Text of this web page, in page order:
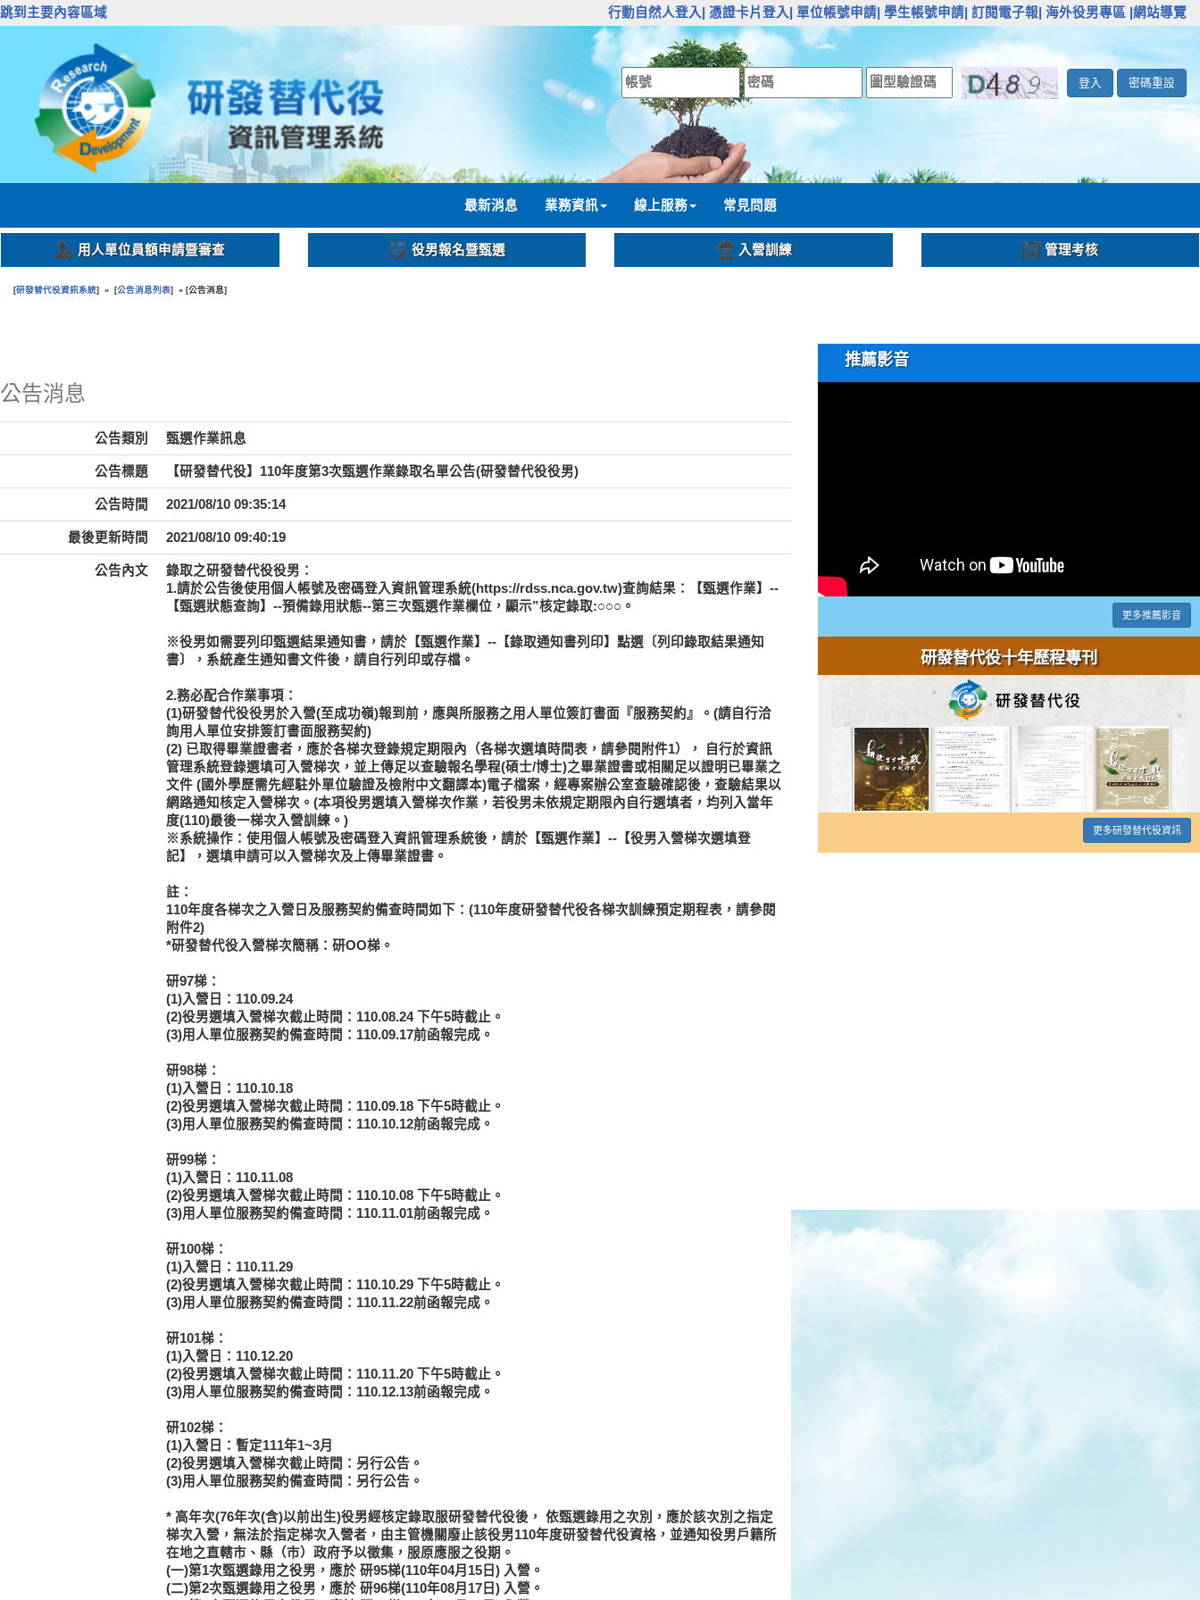
跳到主要內容區域 行動自然人登入| 憑證卡片登入| 單位帳號申請| 學生帳號申請| 訂閱電子報| 海外役男專區 |網站導覽
登入 密碼重設
最新消息 業務資訊 線上服務 常見問題
用人單位員額申請暨審查 役男報名暨甄選 入營訓練 管理考核
[研發替代役資訊系統] » [公告消息列表] » [公告消息]
公告消息
公告類別 甄選作業訊息
公告標題 【研發替代役】110年度第3次甄選作業錄取名單公告(研發替代役役男)
公告時間 2021/08/10 09:35:14
最後更新時間 2021/08/10 09:40:19
公告內文
錄取之研發替代役役男：
1.請於公告後使用個人帳號及密碼登入資訊管理系統(https://rdss.nca.gov.tw)查詢結果：【甄選作業】--
【甄選狀態查詢】--預備錄用狀態--第三次甄選作業欄位，顯示”核定錄取:○○○。
※役男如需要列印甄選結果通知書，請於【甄選作業】--【錄取通知書列印】點選〔列印錄取結果通知
書〕，系統產生通知書文件後，請自行列印或存檔。
2.務必配合作業事項：
(1)研發替代役役男於入營(至成功嶺)報到前，應與所服務之用人單位簽訂書面『服務契約』。(請自行洽
詢用人單位安排簽訂書面服務契約)
(2) 已取得畢業證書者 ，應於各梯次登錄規定期限內（各梯次選填時間表，請參閱附件1），
自行於資訊
管理系統登錄選填可入營梯次，並上傳足以查驗報名學程(碩士/博士)之畢業證書或相關足以證明已畢業之
文件 (國外學歷需先經駐外單位驗證及檢附中文翻譯本)電子檔案，經專案辦公室查驗確認後，查驗結果以
網路通知核定入營梯次。(本項役男選填入營梯次作業，若役男未依規定期限內自行選填者，均列入當年
度(110)最後一梯次入營訓練。)
※系統操作：使用個人帳號及密碼登入資訊管理系統後，請於【甄選作業】--【役男入營梯次選填登
記】，選填申請可以入營梯次及上傳畢業證書。
註：
110年度各梯次之入營日及服務契約備查時間如下：(110年度研發替代役各梯次訓練預定期程表，請參閱
附件2)
*研發替代役入營梯次簡稱：研OO梯。
研97梯：
(1)入營日：110.09.24
(2)役男選填入營梯次截止時間：110.08.24 下午5時截止。
(3)用人單位服務契約備查時間：110.09.17前函報完成。
研98梯：
(1)入營日：110.10.18
(2)役男選填入營梯次截止時間：110.09.18 下午5時截止。
(3)用人單位服務契約備查時間：110.10.12前函報完成。
研99梯：
(1)入營日：110.11.08
(2)役男選填入營梯次截止時間：110.10.08 下午5時截止。
(3)用人單位服務契約備查時間：110.11.01前函報完成。
研100梯：
(1)入營日：110.11.29
(2)役男選填入營梯次截止時間：110.10.29 下午5時截止。
(3)用人單位服務契約備查時間：110.11.22前函報完成。
研101梯：
(1)入營日：110.12.20
(2)役男選填入營梯次截止時間：110.11.20 下午5時截止。
(3)用人單位服務契約備查時間：110.12.13前函報完成。
研102梯：
(1)入營日：暫定111年1~3月
(2)役男選填入營梯次截止時間：另行公告。
(3)用人單位服務契約備查時間：另行公告。
* 高年次(76年次(含)以前出生)役男經核定錄取服研發替代役後， 依甄選錄用之次別，應於該次別之指定
梯次入營，無法於指定梯次入營者，由主管機關廢止該役男110年度研發替代役資格 ，並通知役男戶籍所
在地之直轄市、縣（市）政府予以徵集，服原應服之役期。
(一)第1次甄選錄用之役男，應於 研95梯(110年04月15日) 入營。
(二)第2次甄選錄用之役男，應於 研96梯(110年08月17日) 入營。
推薦影音
更多推薦影音
研發替代役十年歷程專刊
更多研發替代役資訊